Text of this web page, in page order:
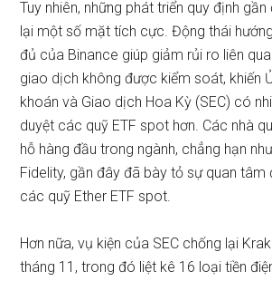
Tuy nhiên, những phát triển quy định
lại một số mặt tích cực. Động thái
đủ của Binance giúp giảm rủi ro liên
giao dịch không được kiểm soát, khiến
khoán và Giao dịch Hoa Kỳ (SEC) có
duyệt các quỹ ETF spot hơn. Các nhà
hỗ hàng đầu trong ngành, chẳng hạn
Fidelity, gần đây đã bày tỏ sự quan tâm
các quỹ Ether ETF spot.
Hơn nữa, vụ kiện của SEC chống lại
tháng 11, trong đó liệt kê 16 loại tiền